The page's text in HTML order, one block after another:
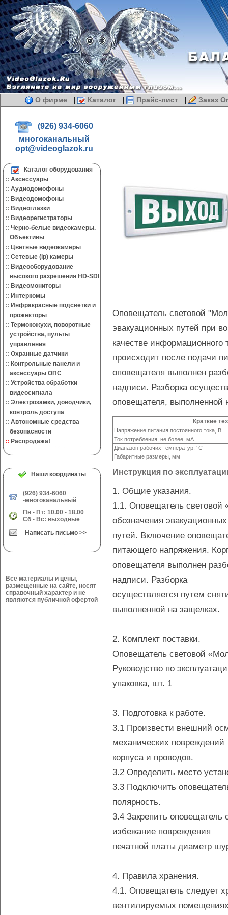
О фирме | Каталог | Прайс-лист | Заказ
(926) 934-6060
многоканальный
opt@videoglazok.ru
Каталог оборудования
:: Аксессуары
:: Аудиодомофоны
:: Видеодомофоны
:: Видеоглазки
:: Видеорегистраторы
:: Черно-белые видеокамеры.
Объективы
:: Цветные видеокамеры
:: Сетевые (ip) камеры
:: Видеооборудование
высокого разрешения HD-SDI
:: Видеомониторы
:: Интеркомы
:: Инфракрасные подсветки и
прожекторы
:: Термокожухи, поворотные
устройства, пульты
управления
:: Охранные датчики
:: Контрольные панели и
аксессуары ОПС
:: Устройства обработки
видеосигнала
:: Электрозамки, доводчики,
контроль доступа
:: Автономные средства
безопасности
:: Распродажа!
Наши координаты
(926) 934-6060
-многоканальный
Пн - Пт: 10.00 - 18.00
Сб - Вс: выходные
Написать письмо >>
Все материалы и цены,
размещенные на сайте, носят
справочный характер и не
являются публичной офертой
Оповещатель световой
эвакуационных путей при
качестве
происходит после подачи
оповещателя выполнен
надписи. Разборка
оповещателя, выполненной
Краткие
Напряжение питания постоянного тока, В
Ток потребления, не более, мА
Диапазон рабочих температур, °С
Габаритные размеры, мм
Инструкция по
1. Общие указания.
1.1. Оповещатель световой
обозначения эвакуационных
путей. Включение
питающего напряжения.
оповещателя выполнен
надписи. Разборка
осуществляется путем
выполненной на защелках.
2. Комплект поставки.
Оповещатель световой
Руководство по
упаковка, шт. 1
3. Подготовка к работе.
3.1 Произвести внешний
механических повреждений
корпуса и проводов.
3.2 Определить место
3.3 Подключить
полярность.
3.4 Закрепить
избежание повреждения
печатной платы диаметр
4. Правила хранения.
4.1. Оповещатель следует
вентилируемых